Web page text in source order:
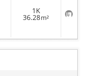
1K
36.28m² お
気
に
入
登